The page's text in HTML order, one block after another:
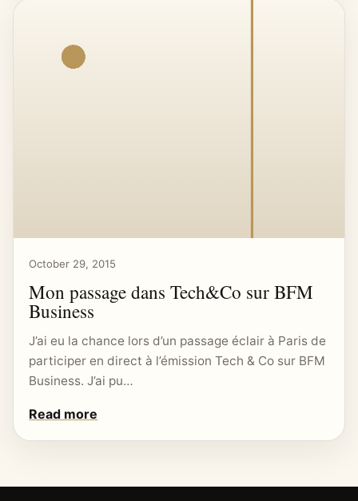
October 29, 2015
Mon passage dans Tech&Co sur BFM
Business
J’ai eu la chance lors d’un passage éclair à Paris de
participer en direct à l’émission Tech & Co sur BFM
Business. J’ai pu…
Read more